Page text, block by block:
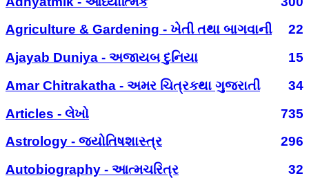
Agriculture & Gardening - ખેતી તથા બાગવાની
22
Ajayab Duniya - અજાયબ દુનિયા
15
Amar Chitrakatha - અમર ચિત્રકથા ગુજરાતી
34
Articles - લેખો
735
Astrology - જ્યોતિષશાસ્ત્ર
296
Autobiography - આત્મચરિત્ર
32